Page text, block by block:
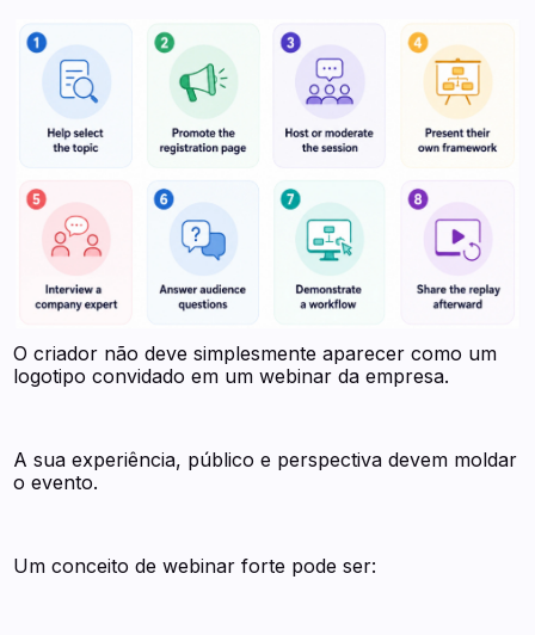
O criador não deve simplesmente aparecer como um
logotipo convidado em um webinar da empresa.
A sua experiência, público e perspectiva devem moldar
o evento.
Um conceito de webinar forte pode ser: